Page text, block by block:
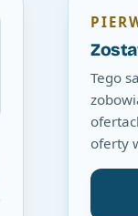
Tego
oferty